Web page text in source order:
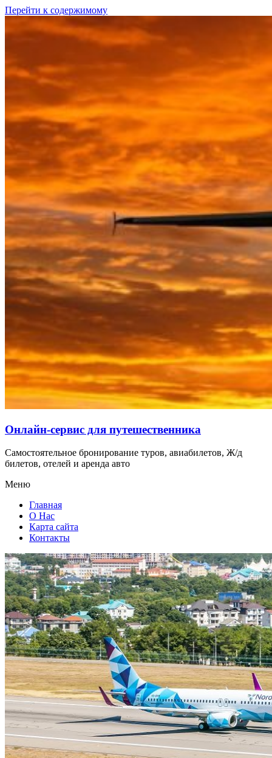
Перейти к содержимому
Онлайн-сервис для путешественника
Самостоятельное бронирование туров, авиабилетов, Ж/д
билетов, отелей и аренда авто
Меню
Главная
О Нас
Карта сайта
Контакты